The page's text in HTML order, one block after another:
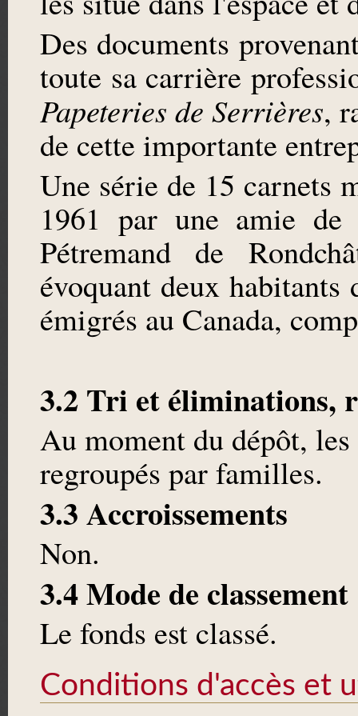
Des documents
toute sa carrière
Papeteries de Serrières,
de cette importante
Une série de 15 carnets
1961 par une amie
Pétremand de
évoquant deux
émigrés au Canada,
3.2 Tri et éliminations,
Au moment du dépôt,
regroupés par familles.
3.3 Accroissements
Non.
3.4 Mode de classement
Le fonds est classé.
Conditions d'accès et